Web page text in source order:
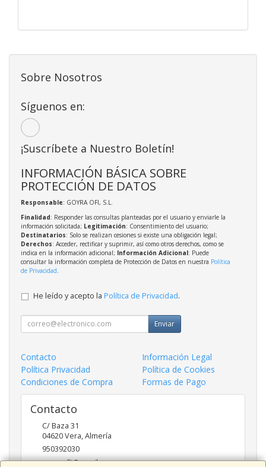
Sobre Nosotros
Síguenos en:
¡Suscríbete a Nuestro Boletín!
INFORMACIÓN BÁSICA SOBRE
PROTECCIÓN DE DATOS
Responsable: GOYRA OFI, S.L.
Finalidad: Responder las consultas planteadas por el usuario y enviarle la
información solicitada; Legitimación: Consentimiento del usuario;
Destinatarios: Solo se realizan cesiones si existe una obligación legal;
Derechos: Acceder, rectificar y suprimir, así como otros derechos, como se
indica en la información adicional; Información Adicional: Puede
consultar la información completa de Protección de Datos en nuestra Política
de Privacidad
He leído y acepto la Política de Privacidad.
Enviar
Contacto
Información Legal
Política Privacidad
Política de Cookies
Condiciones de Compra
Formas de Pago
Contacto
C/ Baza 31
04620Vera,Almería
950392030
goyraofii@gmail.com